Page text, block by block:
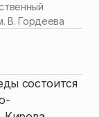
В. Гордеева
состоится